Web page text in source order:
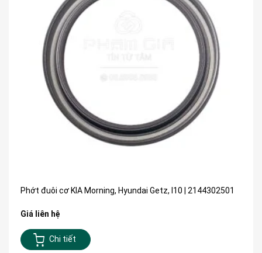
Phớt đuôi cơ KIA Morning, Hyundai Getz, I10 | 2144302501
Giá liên hệ
Chi tiết